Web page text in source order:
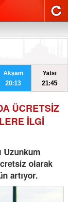
Akşam
20:13
Yatsı
21:45
ÜCRETSİZ
İLGİ
Uzunkum
olarak
artıyor.